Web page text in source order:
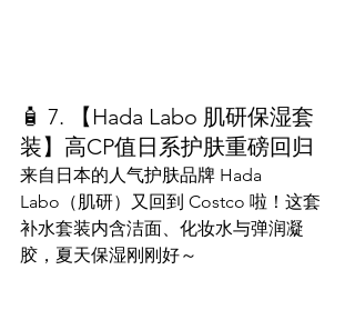
🧴 7. 【Hada Labo 肌研保湿套
装】高CP值日系护肤重磅回归
来自日本的人气护肤品牌 Hada
Labo（肌研）又回到 Costco 啦！这套
补水套装内含洁面、化妆水与弹润凝
胶，夏天保湿刚刚好～